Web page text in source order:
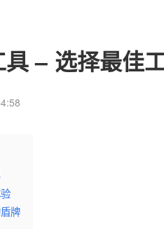
– 选择最佳
牌